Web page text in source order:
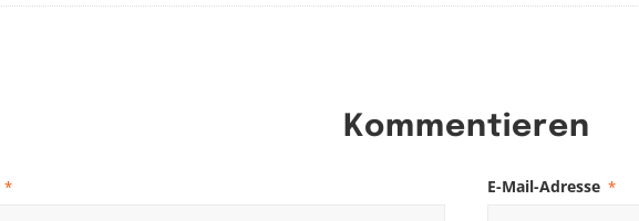
Kommentieren
* E-Mail-Adresse *